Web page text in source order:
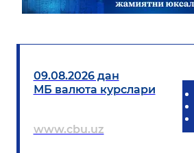
09.08.2026 дан
МБ валюта курслари
www.cbu.uz